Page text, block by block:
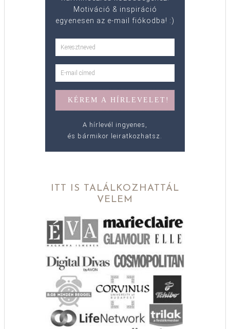
Motiváció & inspiráció
egyenesen az e-mail fiókodba! :)
A hírlevél ingyenes,
és bármikor leiratkozhatsz.
ITT IS TALÁLKOZHATTÁL
VELEM